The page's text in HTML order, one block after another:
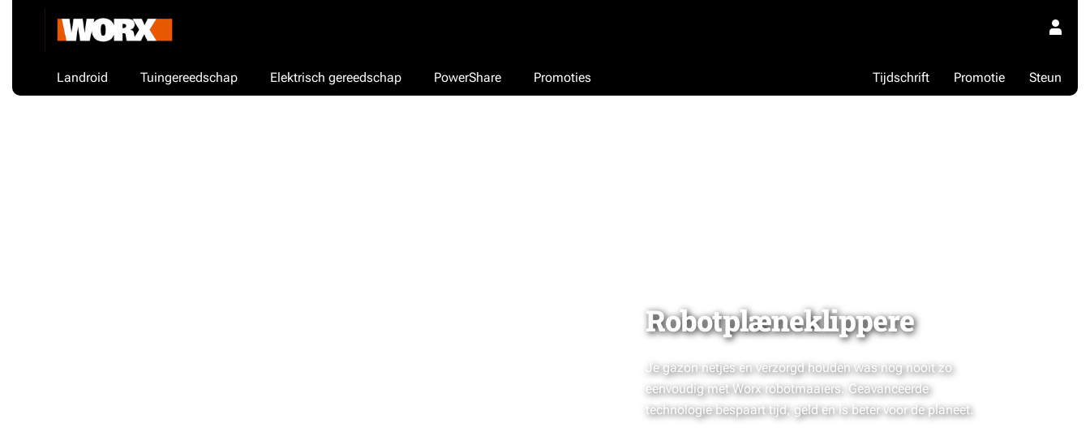
Landroid Tuingereedschap Elektrisch gereedschap PowerShare Promoties Steun
Promotie
Tijdschrift
Robotplæneklippere
Je gazon netjes en verzorgd houden was nog nooit zo
eenvoudig met Worx robotmaaiers. Geavanceerde
technologie bespaart tijd, geld en is beter voor de planeet.